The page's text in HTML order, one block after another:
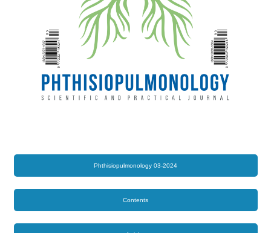
Phthisiopulmonology 03-2024
Contents